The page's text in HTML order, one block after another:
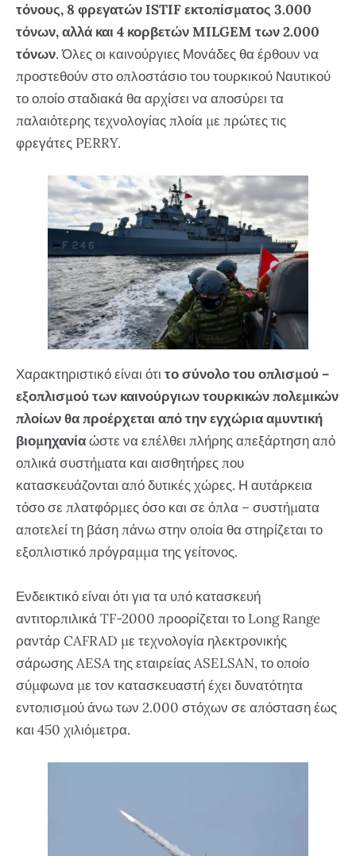
τόνους, 8 φρεγατών ISTIF εκτοπίσματος 3.000
τόνων, αλλά και 4 κορβετών MILGEM των 2.000
τόνων. Όλες οι καινούργιες Μονάδες θα έρθουν να
προστεθούν στο οπλοστάσιο του τουρκικού Ναυτικού
το οποίο σταδιακά θα αρχίσει να αποσύρει τα
παλαιότερης τεχνολογίας πλοία με πρώτες τις
φρεγάτες PERRY.
Χαρακτηριστικό είναι ότι το σύνολο του οπλισμού –
εξοπλισμού των καινούργιων τουρκικών πολεμικών
πλοίων θα προέρχεται από την εγχώρια αμυντική
βιομηχανίαώστε να επέλθει πλήρης απεξάρτηση από
οπλικά συστήματα και αισθητήρες που
κατασκευάζονται από δυτικές χώρες. Η αυτάρκεια
τόσο σε πλατφόρμες όσο και σε όπλα – συστήματα
αποτελεί τη βάση πάνω στην οποία θα στηρίζεται το
εξοπλιστικό πρόγραμμα της γείτονος.
Ενδεικτικό είναι ότι για τα υπό κατασκευή
αντιτορπιλικά TF-2000 προορίζεται το Long Range
ραντάρ CAFRAD με τεχνολογία ηλεκτρονικής
σάρωσης AESA της εταιρείας ASELSAN, το οποίο
σύμφωνα με τον κατασκευαστή έχει δυνατότητα
εντοπισμού άνω των 2.000 στόχων σε απόσταση έως
και 450 χιλιόμετρα.